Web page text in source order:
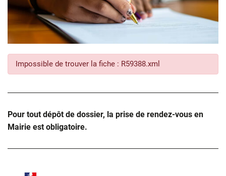
Impossible de trouver la fiche : R59388.xml
Pour tout dépôt de dossier, la prise de rendez-vous en
Mairie est obligatoire.